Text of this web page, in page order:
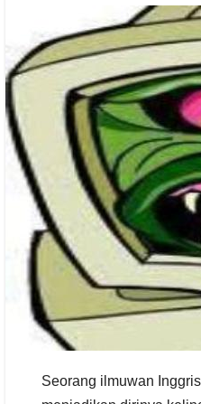
Seorang ilmuwan